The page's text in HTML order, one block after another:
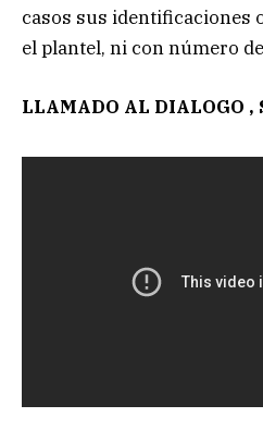
casos sus identificaciones
el plantel, ni con número
LLAMADO AL DIALOGO ,